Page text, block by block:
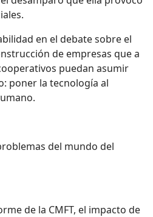
en el debate sobre el
de empresas que a
puedan asumir
poner la tecnología al
del mundo del
de la CMFT, el impacto de